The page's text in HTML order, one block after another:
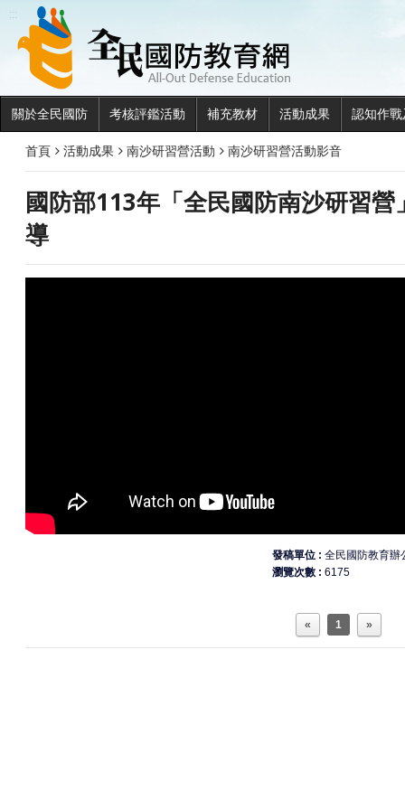
:::
關於全民國防 考核評鑑活動 補充教材 活動成果 認知作
首頁 活動成果 南沙研習營活動 南沙研習營活動影音
國防部113年「全民國防南沙研習營
導
發稿單位
全民國防教育辦
瀏覽次數
6175
« 1 »